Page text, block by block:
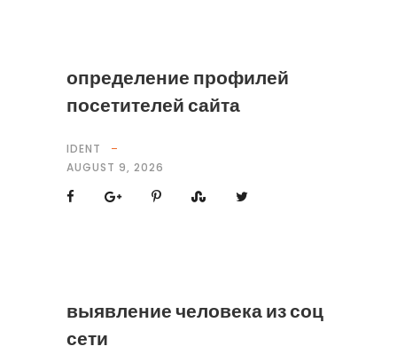
определение профилей
посетителей сайта
IDENT
AUGUST 9, 2026
выявление человека из соц
сети